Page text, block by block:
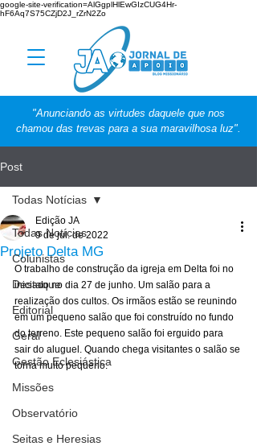
google-site-verification=AlGgplHlEwGIzCUG4Hr-
hF6Aq7S75CZjD2J_rZrN2Zo
"Anunciando as virtudes daquele que nos
chamou das trevas para a sua maravilhosa luz".
Post
Todas Notícias
Colunistas
Destaque
Editorial
Geral
Gestão Eclesiástica
Missões
Observatório
Seitas e Heresias
Todas Notícias
Projeto Delta MG
Edição JA
9 de jul. de 2022
O trabalho de construção da igreja em Delta foi no
iniciado no dia 27 de junho. Um salão para a
realização dos cultos. Os irmãos estão se reunindo
em um pequeno salão que foi construído no fundo
do terreno. Este pequeno salão foi erguido para
sair do aluguel. Quando chega visitantes o salão se
torna muito pequeno.